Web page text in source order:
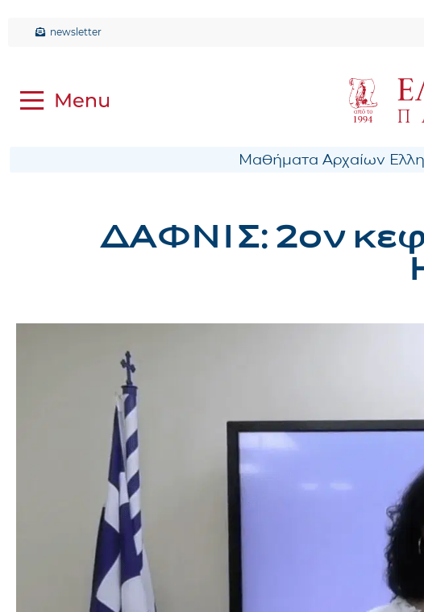
newsletter
Μαθήματα Αρχαίων
ΔΑΦΝΙΣ: 2ον